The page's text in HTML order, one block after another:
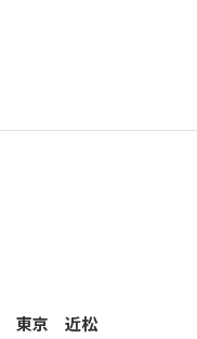
東京 近松